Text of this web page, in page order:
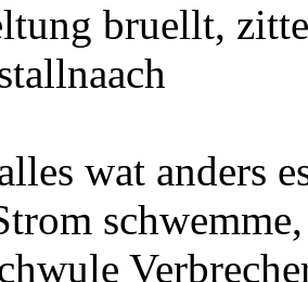
bruellt,
wat anders